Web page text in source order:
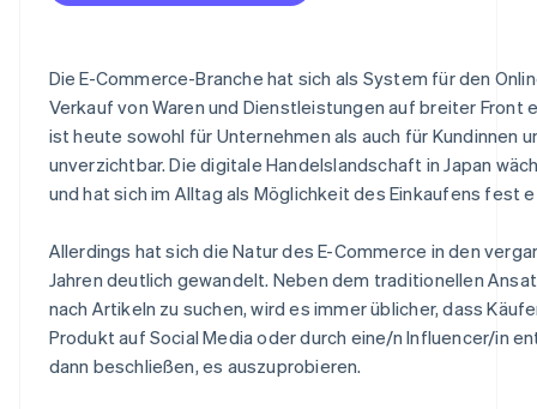
Die E-Commerce-Branche hat sich als System für den
Verkauf von Waren und Dienstleistungen auf breiter Front
ist heute sowohl für Unternehmen als auch für Kundinnen
unverzichtbar. Die digitale Handelslandschaft in Japan
und hat sich im Alltag als Möglichkeit des Einkaufens fest
Allerdings hat sich die Natur des E-Commerce in den
Jahren deutlich gewandelt. Neben dem traditionellen
nach Artikeln zu suchen, wird es immer üblicher, dass
Produkt auf Social Media oder durch eine/n Influencer/in
dann beschließen, es auszuprobieren.